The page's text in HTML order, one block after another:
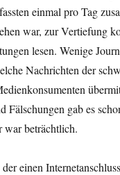
einmal pro Tag
war, zur Vertiefung
lesen. Wenige
Nachrichten der
Fälschungen gab es
beträchtlich.
einen